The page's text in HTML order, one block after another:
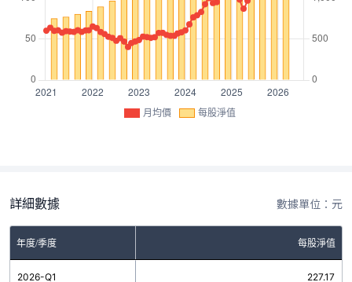
月均價 每股淨值
詳細數據 數據單位：元
年度/季度 每股淨值
2026-Q1 227.17